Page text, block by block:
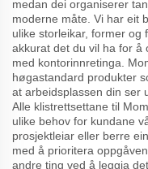
medan dei organiserer
moderne måte. Vi har eit
ulike storleikar, former og
akkurat det du vil ha for å
med kontorinnretinga.
høgastandard produkter
at arbeidsplassen din ser
Alle klistrettsettane til
ulike behov for kundane
prosjektleiar eller berre
med å prioritera
andre ting ved å leggja